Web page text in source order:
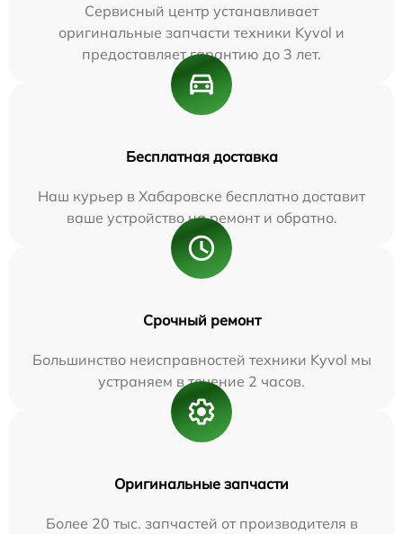
Сервисный центр устанавливает
оригинальные запчасти техники Kyvol и
предоставляет гарантию до 3 лет.
Бесплатная доставка
Наш курьер в Хабаровске бесплатно доставит
ваше устройство на ремонт и обратно.
Срочный ремонт
Большинство неисправностей техники Kyvol мы
устраняем в течение 2 часов.
Оригинальные запчасти
Более 20 тыс. запчастей от производителя в